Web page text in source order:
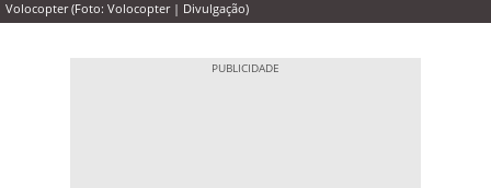
Volocopter (Foto: Volocopter | Divulgação)